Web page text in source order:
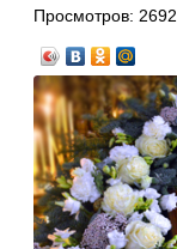
Просмотров: 2692